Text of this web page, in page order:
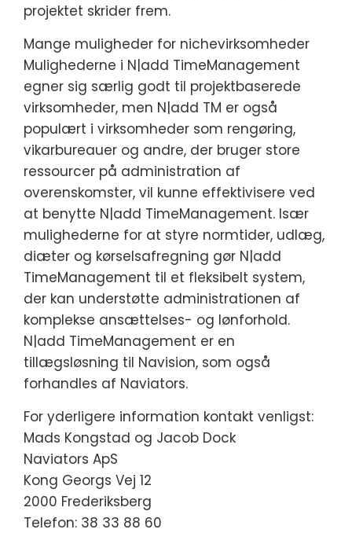
projektet skrider frem.
Mange muligheder for nichevirksomheder
Mulighederne i N|add TimeManagement
egner sig særlig godt til projektbaserede
virksomheder, men N|add TM er også
populært i virksomheder som rengøring,
vikarbureauer og andre, der bruger store
ressourcer på administration af
overenskomster, vil kunne effektivisere ved
at benytte N|add TimeManagement. Især
mulighederne for at styre normtider, udlæg,
diæter og kørselsafregning gør N|add
TimeManagement til et fleksibelt system,
der kan understøtte administrationen af
komplekse ansættelses- og lønforhold.
N|add TimeManagement er en
tillægsløsning til Navision, som også
forhandles af Naviators.
For yderligere information kontakt venligst:
Mads Kongstad og Jacob Dock
Naviators ApS
Kong Georgs Vej 12
2000 Frederiksberg
Telefon: 38 33 88 60